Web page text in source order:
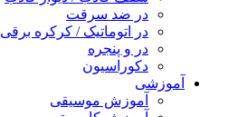
در ضد سرقت
در اتوماتیک / کرکره برقی
در و پنجره
دکوراسیون
آموزشی
آموزش موسیقی